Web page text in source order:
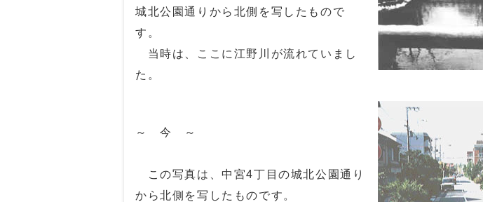
城北公園通りから北側を写したもので
す。
当時は、ここに江野川が流れていまし
た。
～ 今 ～
この写真は、中宮4丁目の城北公園通り
から北側を写したものです。